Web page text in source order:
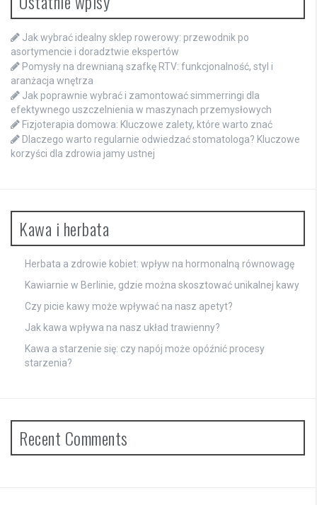
Jak wybrać idealny sklep rowerowy: przewodnik po
asortymencie i doradztwie ekspertów
Pomysły na drewnianą szafkę RTV: funkcjonalność, styl i
aranżacja wnętrza
Jak poprawnie wybrać i zamontować simmerringi dla
efektywnego uszczelnienia w maszynach przemysłowych
Fizjoterapia domowa: Kluczowe zalety, które warto znać
Dlaczego warto regularnie odwiedzać stomatologa? Kluczowe
korzyści dla zdrowia jamy ustnej
Kawa i herbata
Herbata a zdrowie kobiet: wpływ na hormonalną równowagę
Kawiarnie w Berlinie, gdzie można skosztować unikalnej kawy
Czy picie kawy może wpływać na nasz apetyt?
Jak kawa wpływa na nasz układ trawienny?
Kawa a starzenie się: czy napój może opóźnić procesy
starzenia?
Recent Comments